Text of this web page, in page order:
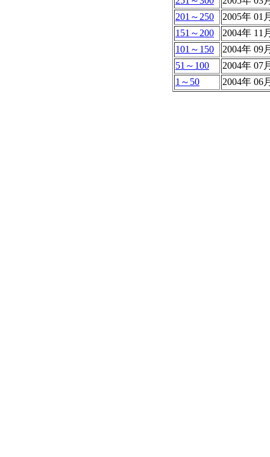
201～250
2005年 01
151～200
2004年 11
101～150
2004年 09
51～100
2004年 07
1～50
2004年 06